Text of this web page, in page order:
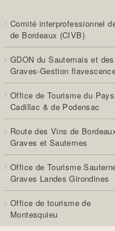
Comité interprofessionnel
de Bordeaux (CIVB)
GDON du Sauternais et des
Graves-Gestion
Office de Tourisme du
Cadillac & de Podensac
Route des Vins de
Graves et Sauternes
Office de Tourisme
Graves Landes Girondines
Office de tourisme de
Montesquieu